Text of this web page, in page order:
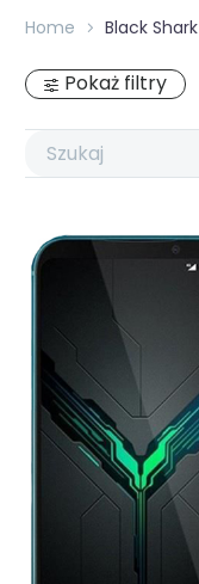
Home Black Shark
Pokaż filtry